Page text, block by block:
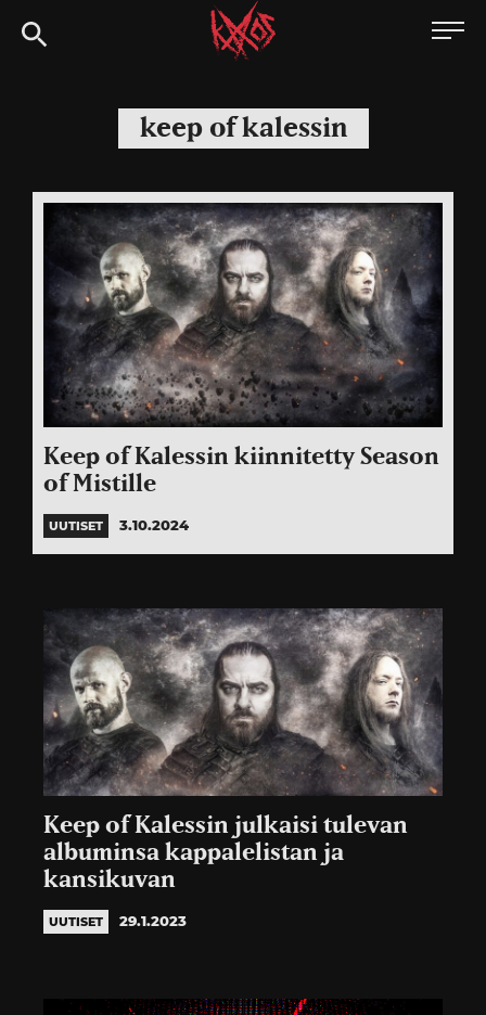
Siirry
suoraan
Kaaoszine
keep of kalessin
Keep of Kalessin kiinnitetty Season
of Mistille
UUTISET 3.10.2024
Keep of Kalessin julkaisi tulevan
albuminsa kappalelistan ja
kansikuvan
UUTISET 29.1.2023